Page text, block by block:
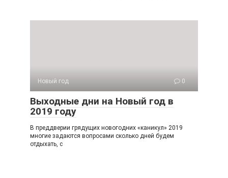
Новый год 0
Выходные дни на Новый год в
2019 году
В преддверии грядущих новогодних «каникул» 2019
многие задаются вопросами сколько дней будем
отдыхать, с